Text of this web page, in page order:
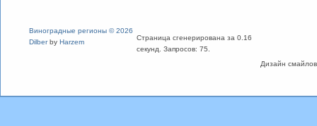
Дизайн
Виноградные регионы © 2026
Dilberby Harzem
Страница сгенерирована за 0.16
секунд. Запросов: 75.